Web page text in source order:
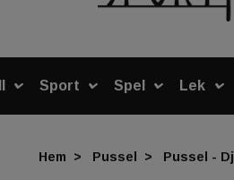
Sport Spel Lek
Hem Pussel Pussel -